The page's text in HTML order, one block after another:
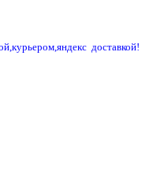
курьером,яндекс доставкой!